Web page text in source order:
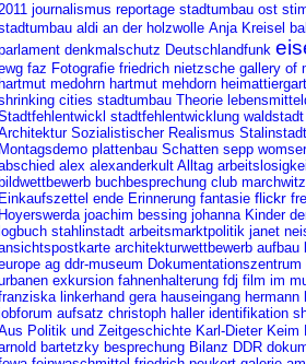
journalismus reportage stadtumbau ost
aldi an der holzwolle Anja Kreisel
denkmalschutz Deutschlandfunk
faz Fotografie friedrich nietzsche gallery of
hartmut medohrn hartmut mehdorn
cities stadtumbau Theorie
stadtfehlentwicklung waldstadt
Sozialistischer Realismus Stalinstadt
Montagsdemo plattenbau Schatten sepp
alex alexanderkult Alltag
bildwettbewerb buchbesprechung club
Einkaufszettel ende Erinnerung fantasie flickr
Hoyerswerda joachim bessing johanna Kinder
logbuch stahlinstadt arbeitsmarktpolitik janet
architekturwettbewerb aufbau
ag ddr-museum Dokumentationszentrum
exkursion fahnenhalterung fdj film im
linkerhand gera hauseingang hermann
aufsatz christoph haller identifikation
Politik und Zeitgeschichte Karl-Dieter Keim
bartetzky besprechung Bilanz DDR